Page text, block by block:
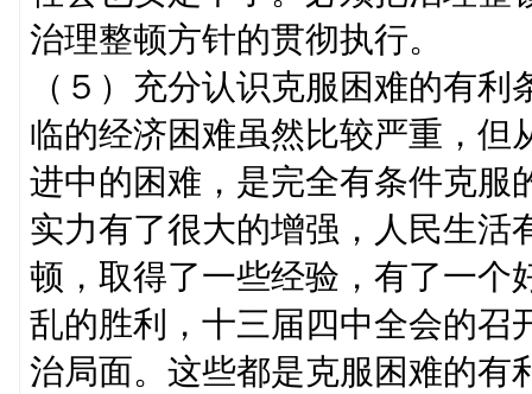
治理整顿方针的贯彻执行。
（５）充分认识克服困难的有
临的经济困难虽然比较严重，但
进中的困难，是完全有条件克服
实力有了很大的增强，人民生活
顿，取得了一些经验，有了一个
乱的胜利，十三届四中全会的召
治局面。这些都是克服困难的有